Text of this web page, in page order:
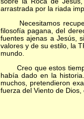
arrastrada por la riada
Necesitamos
filosofía pagana, del
fuentes ajenas a Jesús,
valores y de su estilo, la
mundo.
Creo que estos
había dado en la
muchos, pretendieron
fuerza del Viento de